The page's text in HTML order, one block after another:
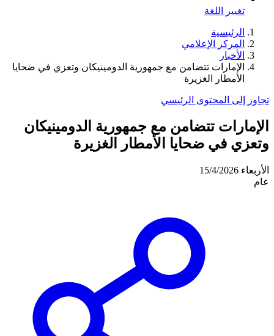
تغيير اللغة
الرئيسية
المركز الإعلامي
الأخبار
الإمارات تتضامن مع جمهورية الدومينيكان وتعزي في ضحايا
الأمطار الغزيرة
تجاوز إلى المحتوى الرئيسي
الإمارات تتضامن مع جمهورية الدومينيكان
وتعزي في ضحايا الأمطار الغزيرة
الأربعاء 15/4/2026
عام